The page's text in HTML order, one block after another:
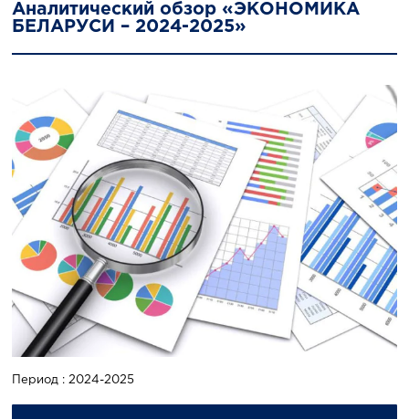
Аналитический обзор «ЭКОНОМИКА
БЕЛАРУСИ – 2024-2025»
Период : 2024-2025